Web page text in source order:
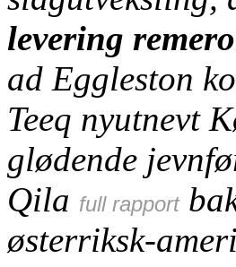
levering
ad Eggleston
Teeq nyutnevt
glødende
Qila full rapport
østerriksk-